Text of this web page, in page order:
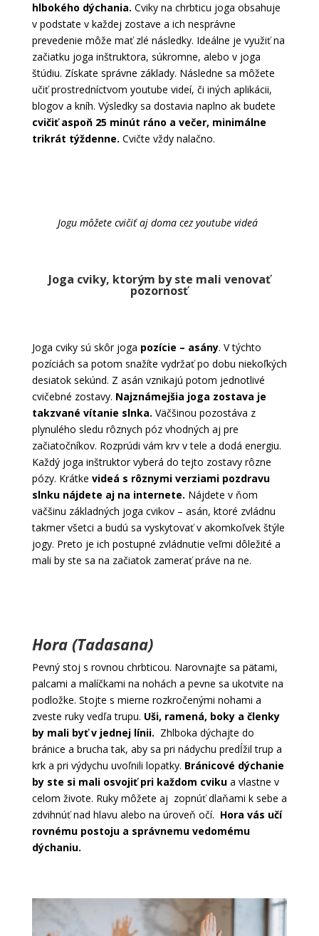
hlbokého dýchania. Cviky na chrbticu joga obsahuje
v podstate v každej zostave a ich nesprávne
prevedenie môže mať zlé následky. Ideálne je využiť na
začiatku joga inštruktora, súkromne, alebo v joga
štúdiu. Získate správne základy. Následne sa môžete
učiť prostredníctvom youtube videí, či iných aplikácii,
blogov a kníh. Výsledky sa dostavia naplno ak budete
cvičiť aspoň 25 minút ráno a večer, minimálne
trikrát týždenne. Cvičte vždy nalačno.
Jogu môžete cvičiť aj doma cez youtube videá
Joga cviky, ktorým by ste mali venovať
pozornosť
Joga cviky sú skôr joga pozície – asány. V týchto
pozíciách sa potom snažíte vydržať po dobu niekoľkých
desiatok sekúnd. Z asán vznikajú potom jednotlivé
cvičebné zostavy. Najznámejšia joga zostava je
takzvané vítanie slnka. Väčšinou pozostáva z
plynulého sledu rôznych póz vhodných aj pre
začiatočníkov. Rozprúdi vám krv v tele a dodá energiu.
Každý joga inštruktor vyberá do tejto zostavy rôzne
pózy. Krátke videá s rôznymi verziami pozdravu
slnku nájdete aj na internete. Nájdete v ňom
väčšinu základných joga cvikov – asán, ktoré zvládnu
takmer všetci a budú sa vyskytovať v akomkoľvek štýle
jogy. Preto je ich postupné zvládnutie veľmi dôležité a
mali by ste sa na začiatok zamerať práve na ne.
Hora (Tadasana)
Pevný stoj s rovnou chrbticou. Narovnajte sa pätami,
palcami a malíčkami na nohách a pevne sa ukotvite na
podložke. Stojte s mierne rozkročenými nohami a
zveste ruky vedľa trupu. Uši, ramená, boky a členky
by mali byť v jednej línii. Zhlboka dýchajte do
bránice a brucha tak, aby sa pri nádychu predĺžil trup a
krk a pri výdychu uvoľnili lopatky. Bránicové dýchanie
by ste si mali osvojiť pri každom cvikua vlastne v
celom živote. Ruky môžete aj zopnúť dlaňami k sebe a
zdvihnúť nad hlavu alebo na úroveň očí. Hora vás učí
rovnému postoju a správnemu vedomému
dýchaniu.